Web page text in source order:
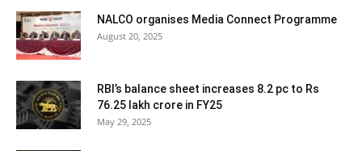
NALCO organises Media Connect Programme
August 20, 2025
RBI’s balance sheet increases 8.2 pc to Rs
76.25 lakh crore in FY25
May 29, 2025